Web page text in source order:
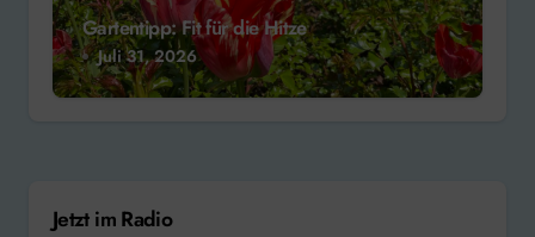
Gartentipp: Fit für die Hitze
Juli 31, 2026
Jetzt im Radio